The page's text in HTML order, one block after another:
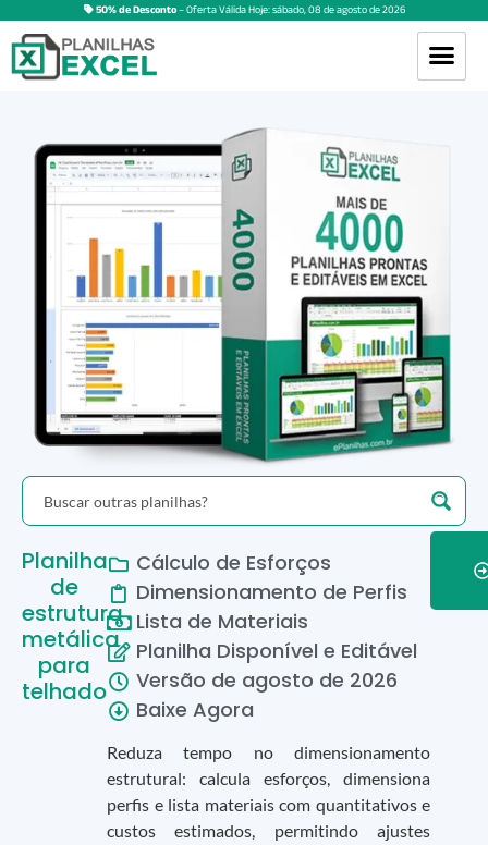
50% de Desconto– Oferta Válida Hoje:sábado,08 deagostode2026
Planilha
de
estrutura
metálica
para
telhado
Cálculo de Esforços
Dimensionamento de Perfis
Lista de Materiais
Planilha Disponível e Editável
Versão de agosto de 2026
Baixe Agora
Reduza tempo no dimensionamento
estrutural: calcula esforços, dimensiona
perfis e lista materiais com quantitativos e
custos estimados, permitindo ajustes